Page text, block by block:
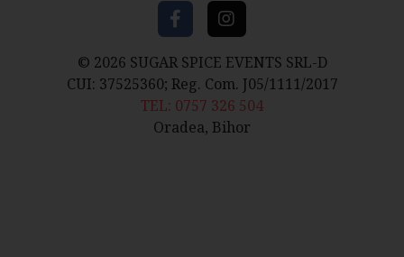
© 2026 SUGAR SPICE EVENTS SRL-D
CUI: 37525360; Reg. Com. J05/1111/2017
TEL: 0757 326 504
Oradea, Bihor